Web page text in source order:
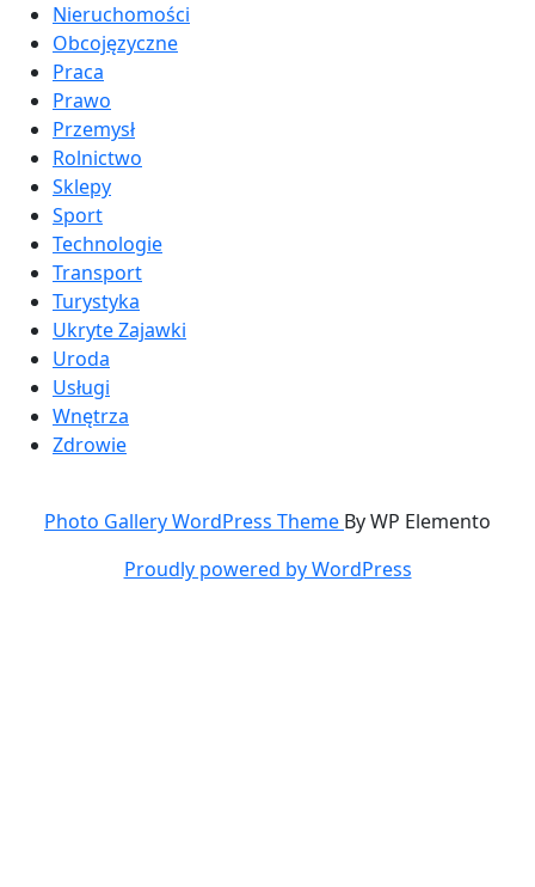
Nieruchomości
Obcojęzyczne
Praca
Prawo
Przemysł
Rolnictwo
Sklepy
Sport
Technologie
Transport
Turystyka
Ukryte Zajawki
Uroda
Usługi
Wnętrza
Zdrowie
Photo Gallery WordPress Theme By WP Elemento
Proudly powered by WordPress